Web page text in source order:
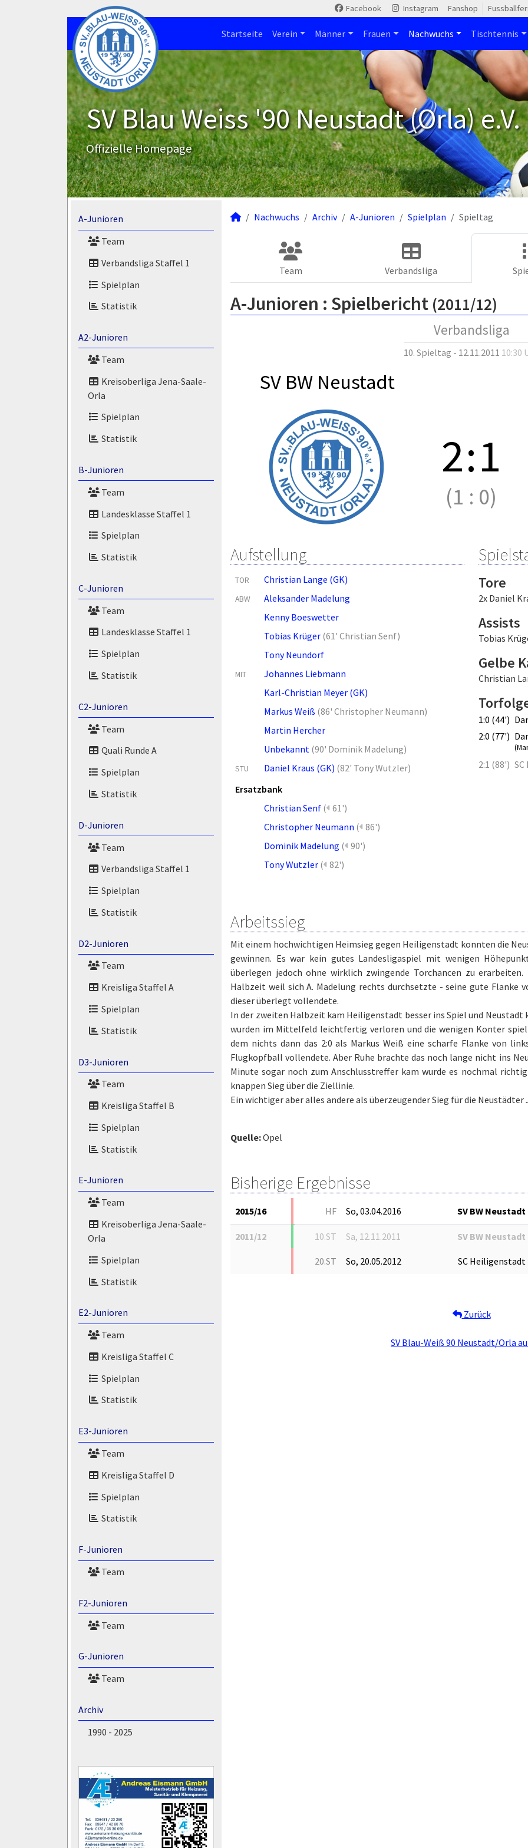
Facebook Instagram Fanshop
Startseite Verein Männer Frauen Nachwuchs Tischtennis
SV Blau Weiss '90 Neustadt (Orla) e.V.
Offizielle Homepage
A-Junioren
Team
Verbandsliga Staffel 1
Spielplan
Statistik
A2-Junioren
Team
Kreisoberliga Jena-Saale-
Orla
Spielplan
Statistik
B-Junioren
Team
Landesklasse Staffel 1
Spielplan
Statistik
C-Junioren
Team
Landesklasse Staffel 1
Spielplan
Statistik
C2-Junioren
Team
Quali Runde A
Spielplan
Statistik
D-Junioren
Team
Verbandsliga Staffel 1
Spielplan
Statistik
D2-Junioren
Team
Kreisliga Staffel A
Spielplan
Statistik
D3-Junioren
Team
Kreisliga Staffel B
Spielplan
Statistik
E-Junioren
Team
Kreisoberliga Jena-Saale-
Orla
Spielplan
Statistik
E2-Junioren
Team
Kreisliga Staffel C
Spielplan
Statistik
E3-Junioren
Team
Kreisliga Staffel D
Spielplan
Statistik
F-Junioren
Team
F2-Junioren
Team
G-Junioren
Team
Archiv
1990 - 2025
Nachwuchs Archiv A-Junioren Spielplan Spieltag
Team Verbandsliga
A-Junioren : Spielbericht (2011/12)
Verbandsliga
10. Spieltag - 12.11.2011 10:30
SV BW Neustadt
2:1
(1 : 0)
Aufstellung
TOR Christian Lange (GK)
ABW
Aleksander Madelung
Kenny Boeswetter
Tobias Krüger (61' Christian Senf)
Tony Neundorf
MIT
Johannes Liebmann
Karl-Christian Meyer (GK)
Markus Weiß (86' Christopher Neumann)
Martin Hercher
Unbekannt (90' Dominik Madelung)
STU Daniel Kraus (GK) (82' Tony Wutzler)
Ersatzbank
Christian Senf ( 61')
Christopher Neumann ( 86')
Dominik Madelung ( 90')
Tony Wutzler ( 82')
Tore
2x Daniel
Assists
Tobias
Gelbe
Christian
1:0 (44')
2:0 (77')
2:1 (88')
Arbeitssieg
Mit einem hochwichtigen Heimsieg gegen Heiligenstadt konnten die
gewinnen. Es war kein gutes Landesligaspiel mit wenigen
überlegen jedoch ohne wirklich zwingende Torchancen zu
Halbzeit weil sich A. Madelung rechts durchsetzte - seine gute Flanke
dieser überlegt vollendete.
In der zweiten Halbzeit kam Heiligenstadt besser ins Spiel und
wurden im Mittelfeld leichtfertig verloren und die wenigen Konter
dem nichts dann das 2:0 als Markus Weiß eine scharfe Flanke von
Flugkopfball vollendete. Aber Ruhe brachte das noch lange nicht ins
Minute sogar noch zum Anschlusstreffer kam wurde es nochmal
knappen Sieg über die Ziellinie.
Ein wichtiger aber alles andere als überzeugender Sieg für die Neustädter
Quelle:Opel
Bisherige Ergebnisse
2015/16 HF So, 03.04.2016 SV BW Neustadt
2011/12 10.ST Sa, 12.11.2011 SV BW Neustadt
20.ST So, 20.05.2012 SC Heiligenstadt
Zurück
SV Blau-Weiß 90 Neustadt/Orla